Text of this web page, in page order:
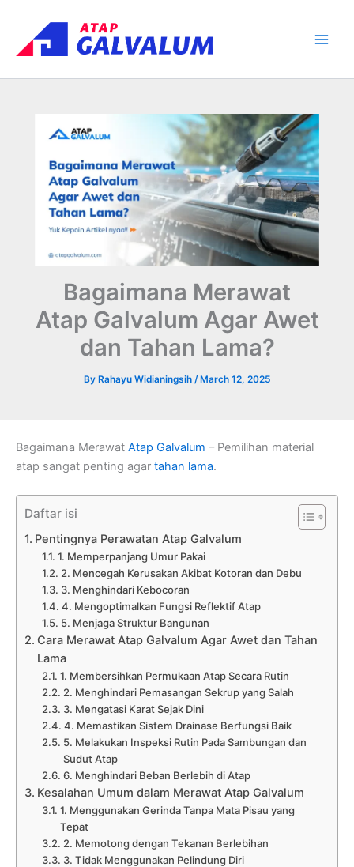
content
Bagaimana Merawat
Atap Galvalum Agar Awet
dan Tahan Lama?
By Rahayu Widianingsih /March 12, 2025
Bagaimana Merawat Atap Galvalum – Pemilihan material
atap sangat penting agar tahan lama.
Daftar isi
Pentingnya Perawatan Atap Galvalum
1. Memperpanjang Umur Pakai
2. Mencegah Kerusakan Akibat Kotoran dan Debu
3. Menghindari Kebocoran
4. Mengoptimalkan Fungsi Reflektif Atap
5. Menjaga Struktur Bangunan
Cara Merawat Atap Galvalum Agar Awet dan Tahan
Lama
1. Membersihkan Permukaan Atap Secara Rutin
2. Menghindari Pemasangan Sekrup yang Salah
3. Mengatasi Karat Sejak Dini
4. Memastikan Sistem Drainase Berfungsi Baik
5. Melakukan Inspeksi Rutin Pada Sambungan dan
Sudut Atap
6. Menghindari Beban Berlebih di Atap
Kesalahan Umum dalam Merawat Atap Galvalum
1. Menggunakan Gerinda Tanpa Mata Pisau yang
Tepat
2. Memotong dengan Tekanan Berlebihan
3. Tidak Menggunakan Pelindung Diri